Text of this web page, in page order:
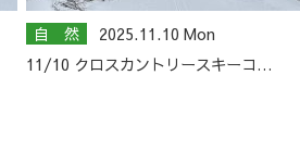
自 然
2025.11.10 Mon
11/10 クロスカントリースキーコ…